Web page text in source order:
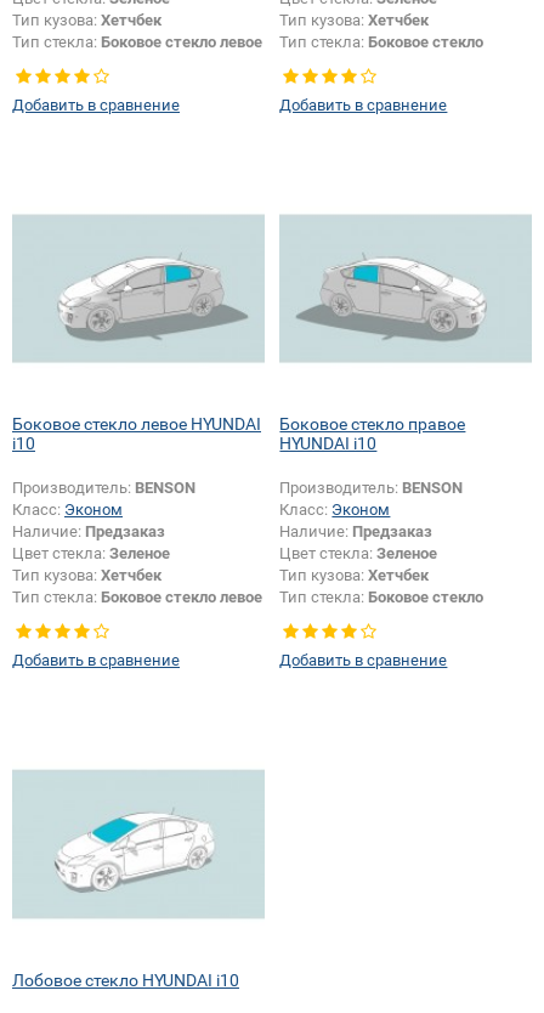
Тип кузова: Хетчбек
Тип стекла: Боковое стекло левое
Добавить в сравнение
Тип кузова:Хетчбек
Тип стекла: Боковое стекло
Добавить в сравнение
Боковое стекло левое HYUNDAI
i10
Производитель: BENSON
Класс: Эконом
Наличие: Предзаказ
Цвет стекла: Зеленое
Тип кузова: Хетчбек
Тип стекла: Боковое стекло левое
Добавить в сравнение
Боковое стекло правое
HYUNDAI i10
Производитель: BENSON
Класс: Эконом
Наличие: Предзаказ
Цвет стекла:Зеленое
Тип кузова:Хетчбек
Тип стекла: Боковое стекло
правое
Добавить в сравнение
Лобовое стекло HYUNDAI i10